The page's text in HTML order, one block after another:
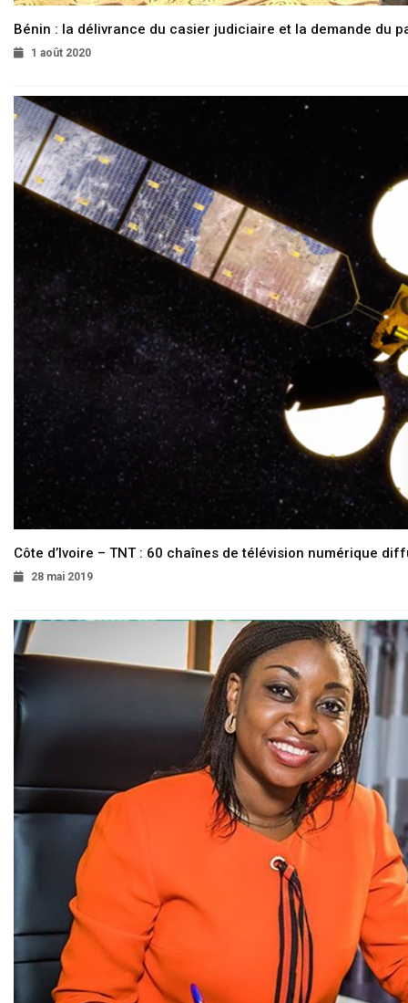
Bénin : la délivrance du casier judiciaire et la demande du
1 août 2020
Côte d’Ivoire – TNT : 60 chaînes de télévision numérique
28 mai 2019